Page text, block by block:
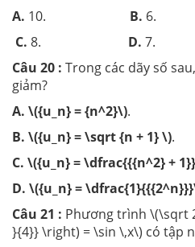
A. 10. B. 6.
C. 8. D. 7.
Câu 20 : Trong các dãy số
giảm?
A. \({u_n} = {n^2}\).
B. \({u_n} = \sqrt {n + 1} \).
C. \({u_n} = \dfrac{{{n^2} +
D. \({u_n} =
Câu 21 : Phương trình \(\sqrt
}{4}} \right) = \sin \,x\) có tập